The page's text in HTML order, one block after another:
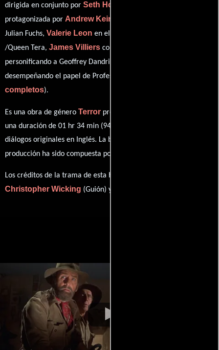
dirigida en conjunto por Seth Holt
protagonizada por Andrew Keir
Julian Fuchs, Valerie Leon en el papel de Margaret Fuchs
/Queen Tera, James Villiers como Corbeck,
personificando a Geoffrey Dandridge y
desempeñando el papel de Professor Berrigan (
completos).
Es una obra de género Terror producida en Reino Unido. Con
una duración de 01 hr 34 min (94 minutos), esta película tiene
diálogos originales en Inglés. La banda sonora para esta
producción ha sido compuesta por
Los créditos de la trama de esta historia están divididos entre
Christopher Wicking (Guión) y